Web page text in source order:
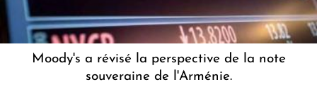
Moody's a révisé la perspective de la note
souveraine de l'Arménie.